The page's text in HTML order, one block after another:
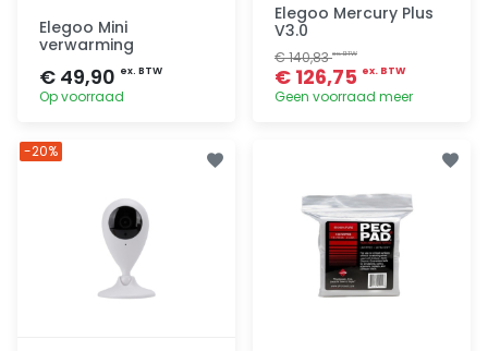
Elegoo Mini
verwarming
€ 49,90 ex. BTW
Op voorraad
Elegoo Mercury Plus
V3.0
€ 140,83ex. BTW
€ 126,75 ex. BTW
Geen voorraad meer
-20%